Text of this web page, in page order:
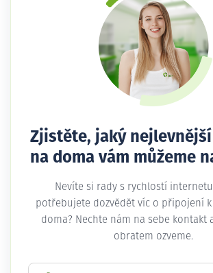
Zjistěte, jaký
na doma vám můžeme
Nevíte si rady s rychlostí
potřebujete dozvědět víc o připojení
doma? Nechte nám na sebe kontakt
obratem ozveme.